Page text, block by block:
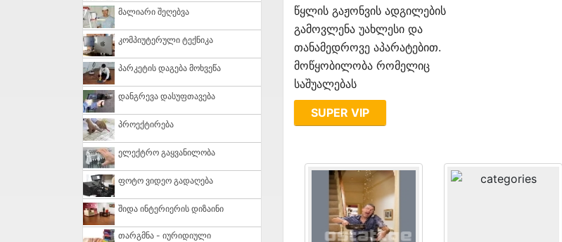
წყლის გაჟონვის ადგილების
გამოვლენა უახლესი და
თანამედროვე აპარატებით.
მოწყობილობა რომელიც
საშუალებას
SUPER VIP
Მალიარი Შეღებვა
Კომპიუტერული Ტექნიკა
Პარკეტის Დაგება Მოხვეწა
Დანგრევა Დასუფთავება
Პროექტირება
Ელექტრო Გაყვანილობა
Ფოტო Ვიდეო Გადაღება
Შიდა Ინტერიერის Დიზაინი
Თარგმნა - Იურიდიული